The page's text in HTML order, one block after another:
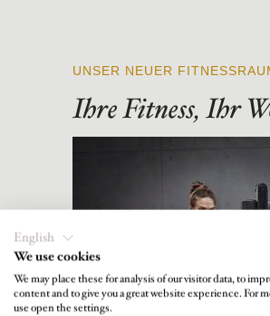
UNSER NEUER
Ihre Fitness, Ihr
English
We use cookies
We may place these for analysis of our visitor data, to
content and to give you a great website experience. For
use open the settings.